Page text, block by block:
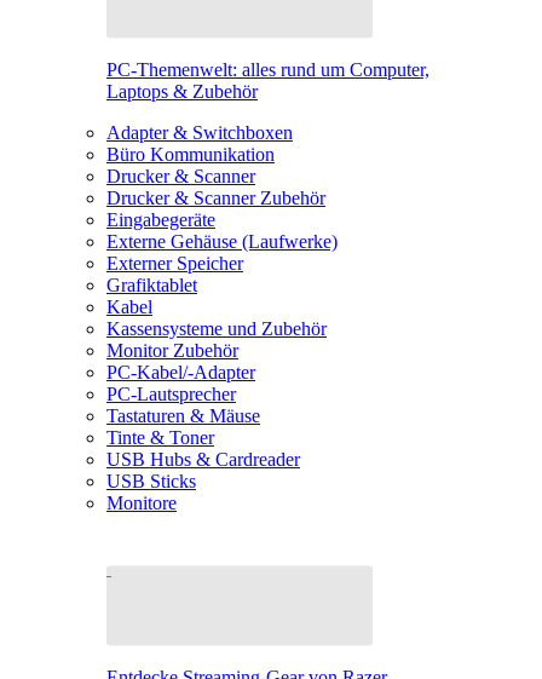
PC-Themenwelt: alles rund um Computer,
Laptops & Zubehör
Adapter & Switchboxen
Büro Kommunikation
Drucker & Scanner
Drucker & Scanner Zubehör
Eingabegeräte
Externe Gehäuse (Laufwerke)
Externer Speicher
Grafiktablet
Kabel
Kassensysteme und Zubehör
Monitor Zubehör
PC-Kabel/-Adapter
PC-Lautsprecher
Tastaturen & Mäuse
Tinte & Toner
USB Hubs & Cardreader
USB Sticks
Monitore